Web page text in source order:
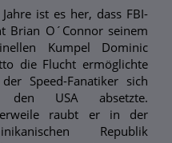
ist es her, dass FBI-
Brian O´Connor seinem
Kumpel Dominic
die Flucht ermöglichte
Speed-Fanatiker sich
den USA absetzte.
raubt er in der
Republik